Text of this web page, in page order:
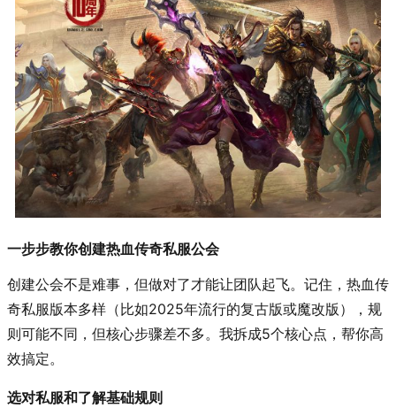
一步步教你创建热血传奇私服公会
创建公会不是难事，但做对了才能让团队起飞。记住，热血传
奇私服版本多样（比如2025年流行的复古版或魔改版），规
则可能不同，但核心步骤差不多。我拆成5个核心点，帮你高
效搞定。
选对私服和了解基础规则